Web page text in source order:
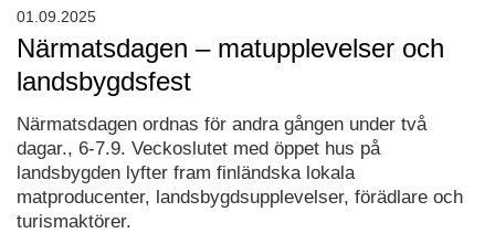
Närmatsdagen – matupplevelser och
landsbygdsfest
Närmatsdagen ordnas för andra gången under två
dagar., 6-7.9. Veckoslutet med öppet hus på
landsbygden lyfter fram finländska lokala
matproducenter, landsbygdsupplevelser, förädlare och
turismaktörer.
01.09.2025